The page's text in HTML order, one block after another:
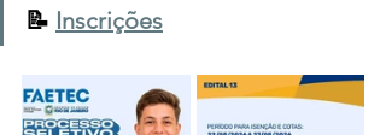
📝 Inscrições